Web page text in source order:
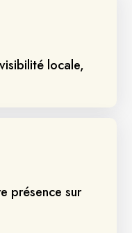
locale,
présence sur